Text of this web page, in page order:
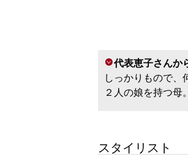
代表恵子さんか
しっかりもので、
２人の娘を持つ母。
スタイリスト